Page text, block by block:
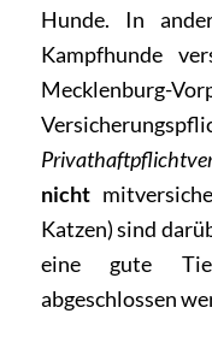
Hunde. In
Kampfhunde
Mecklenburg-
nicht
Katzen) sind
eine gute
abgeschlossen